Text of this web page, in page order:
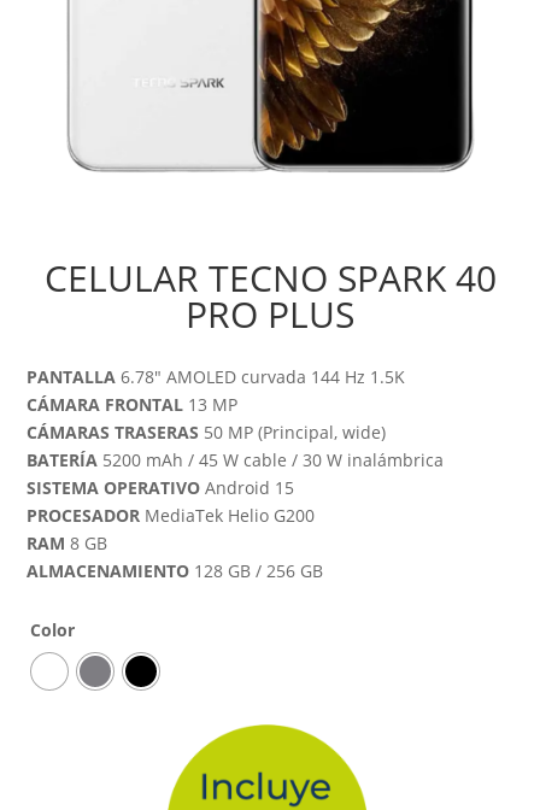
CELULAR TECNO SPARK 40
PRO PLUS
PANTALLA 6.78″ AMOLED curvada 144 Hz 1.5K
CÁMARA FRONTAL 13 MP
CÁMARAS TRASERAS 50 MP (Principal, wide)
BATERÍA 5200 mAh / 45 W cable / 30 W inalámbrica
SISTEMA OPERATIVO Android 15
PROCESADOR MediaTek Helio G200
RAM 8 GB
ALMACENAMIENTO 128 GB / 256 GB
Color